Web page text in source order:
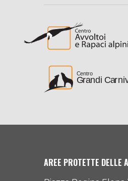
AREE PROTETTE DELLE